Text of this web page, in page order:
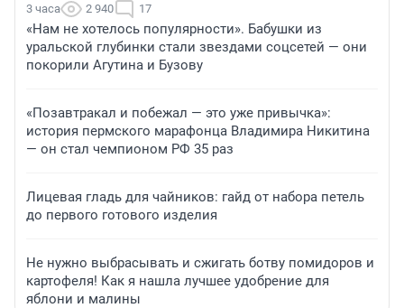
3 часа 2 940 17
«Нам не хотелось популярности». Бабушки из
уральской глубинки стали звездами соцсетей — они
покорили Агутина и Бузову
«Позавтракал и побежал — это уже привычка»:
история пермского марафонца Владимира Никитина
— он стал чемпионом РФ 35 раз
Лицевая гладь для чайников: гайд от набора петель
до первого готового изделия
Не нужно выбрасывать и сжигать ботву помидоров и
картофеля! Как я нашла лучшее удобрение для
яблони и малины